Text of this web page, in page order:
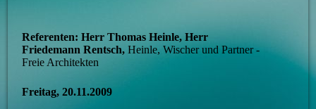
Referenten: Herr Thomas Heinle, Herr
Friedemann Rentsch,Heinle, Wischer und Partner -
Freie Architekten
Freitag, 20.11.2009